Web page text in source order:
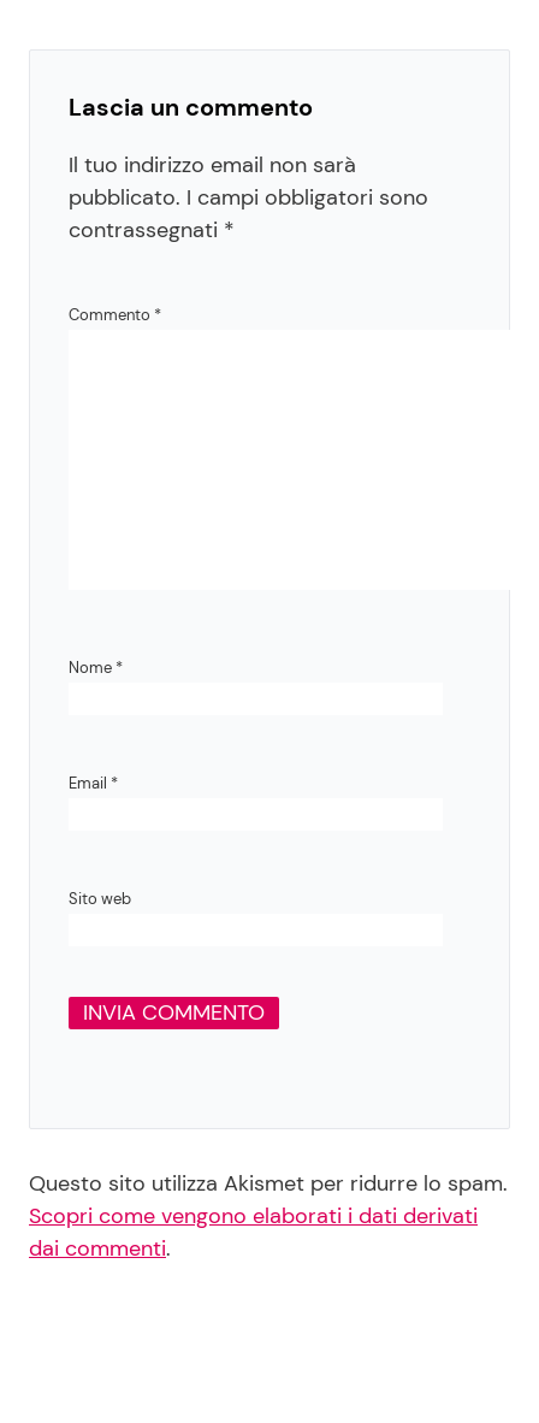
Lascia un commento
Il tuo indirizzo email non sarà
pubblicato. I campi obbligatori sono
contrassegnati *
Commento *
Nome *
Email *
Sito web
Questo sito utilizza Akismet per ridurre lo spam.
Scopri come vengono elaborati i dati derivati
dai commenti.